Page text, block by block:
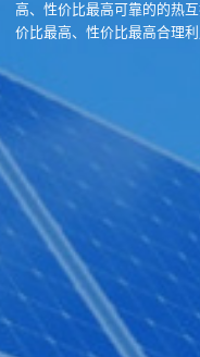
高、性价比最高可靠的的热
价比最高、性价比最高合理